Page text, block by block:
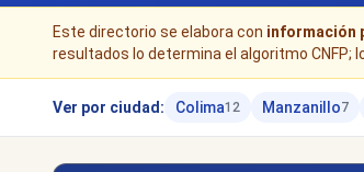
Este directorio se elabora con información
resultados lo determina el algoritmo CNFP;
Ver por ciudad: Colima12 Manzanillo7